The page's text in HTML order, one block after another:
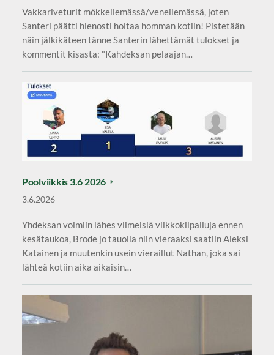
Vakkariveturit mökkeilemässä/veneilemässä, joten
Santeri päätti hienosti hoitaa homman kotiin! Pistetään
näin jälkikäteen tänne Santerin lähettämät tulokset ja
kommentit kisasta: "Kahdeksan pelaajan…
Poolviikkis 3.6 2026
3.6.2026
Yhdeksan voimiin lähes viimeisiä viikkokilpailuja ennen
kesätaukoa, Brode jo tauolla niin vieraaksi saatiin Aleksi
Katainen ja muutenkin usein vieraillut Nathan, joka sai
lähteä kotiin aika aikaisin…